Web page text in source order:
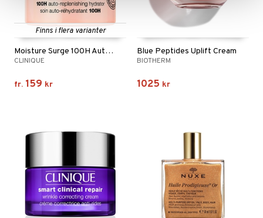
Finns i flera varianter
Moisture Surge 100H Auto Replenishing Hydrator
CLINIQUE
fr. 159 kr
Blue Peptides Uplift Cream
BIOTHERM
1025 kr